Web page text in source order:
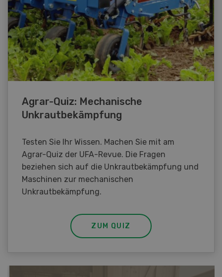
Agrar-Quiz: Mechanische
Unkrautbekämpfung
Testen Sie Ihr Wissen. Machen Sie mit am
Agrar-Quiz der UFA-Revue. Die Fragen
beziehen sich auf die Unkrautbekämpfung und
Maschinen zur mechanischen
Unkrautbekämpfung.
ZUM QUIZ